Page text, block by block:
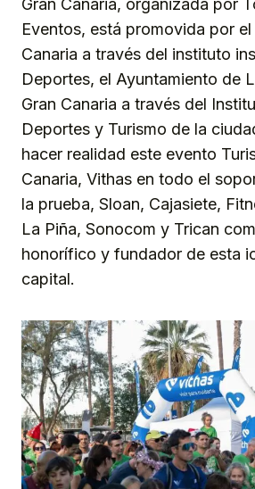
Gran Canaria, organizada por
Eventos, está promovida por
Canaria a través del instituto
Deportes, el Ayuntamiento de
Gran Canaria a través del
Deportes y Turismo de la
hacer realidad este evento
Canaria, Vithas en todo el
la prueba, Sloan, Cajasiete,
La Piña, Sonocom y Trican
honorífico y fundador de esta
capital.